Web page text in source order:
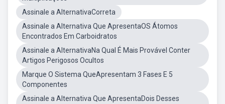
Assinale a AlternativaCorreta
Assinale a Alternativa Que ApresentaOS Átomos
Encontrados Em Carboidratos
Assinale a AlternativaNa Qual É Mais Provável Conter
Artigos Perigosos Ocultos
Marque O Sistema QueApresentam 3 Fases E 5
Componentes
Assinale a Alternativa Que ApresentaDois Desses